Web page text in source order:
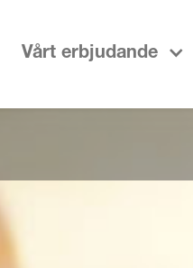
Vårt erbjudande